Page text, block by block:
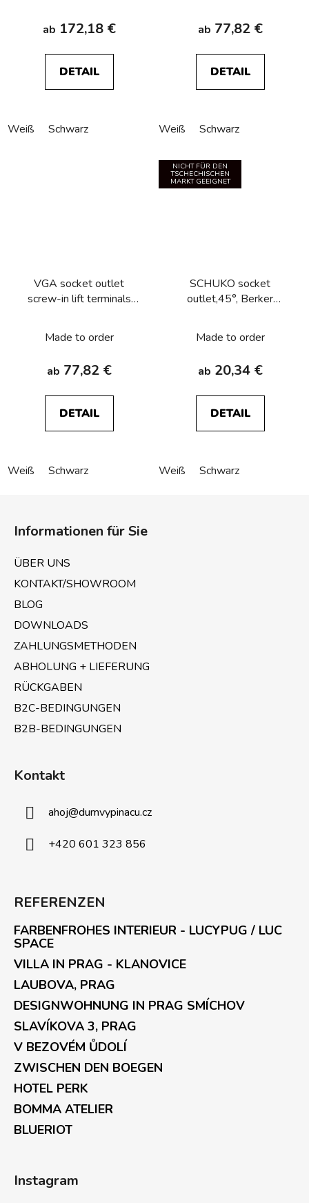
ab 172,18 €
DETAIL
Weiß Schwarz
ab 77,82 €
DETAIL
Weiß Schwarz
VGA socket outlet
screw-in lift terminals
Made to order
ab 77,82 €
DETAIL
Weiß Schwarz
NICHT FÜR DEN
TSCHECHISCHEN
MARKT GEEIGNET
SCHUKO socket
outlet,45°, Berker
Made to order
ab 20,34 €
DETAIL
Weiß Schwarz
Informationen für Sie
ÜBER UNS
KONTAKT/SHOWROOM
BLOG
DOWNLOADS
ZAHLUNGSMETHODEN
ABHOLUNG + LIEFERUNG
RÜCKGABEN
B2C-BEDINGUNGEN
B2B-BEDINGUNGEN
Kontakt
ahoj@dumvypinacu.cz
+420 601 323 856
REFERENZEN
FARBENFROHES INTERIEUR - LUCYPUG / LUC
SPACE
VILLA IN PRAG - KLANOVICE
LAUBOVA, PRAG
DESIGNWOHNUNG IN PRAG SMÍCHOV
SLAVÍKOVA 3, PRAG
V BEZOVÉM ŮDOLÍ
ZWISCHEN DEN BOEGEN
HOTEL PERK
BOMMA ATELIER
BLUERIOT
Instagram